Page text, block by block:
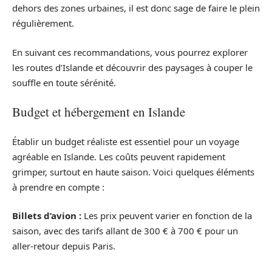
dehors des zones urbaines, il est donc sage de faire le plein
régulièrement.
En suivant ces recommandations, vous pourrez explorer
les routes d’Islande et découvrir des paysages à couper le
souffle en toute sérénité.
Budget et hébergement en Islande
Établir un budget réaliste est essentiel pour un voyage
agréable en Islande. Les coûts peuvent rapidement
grimper, surtout en haute saison. Voici quelques éléments
à prendre en compte :
Billets d’avion : Les prix peuvent varier en fonction de la
saison, avec des tarifs allant de 300 € à 700 € pour un
aller-retour depuis Paris.